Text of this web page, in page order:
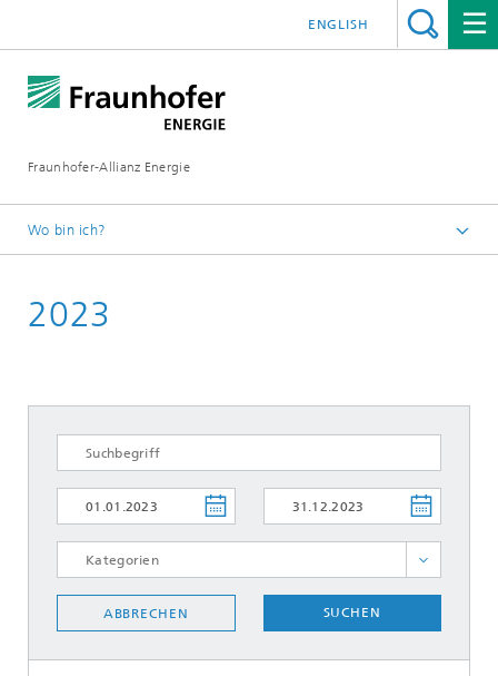
Fraunhofer-Allianz Energie
ENGLISH
Wo bin ich?
Presse | Medien
2023
Energie Digital
Energie Erneuerbar
ABBRECHEN SUCHEN